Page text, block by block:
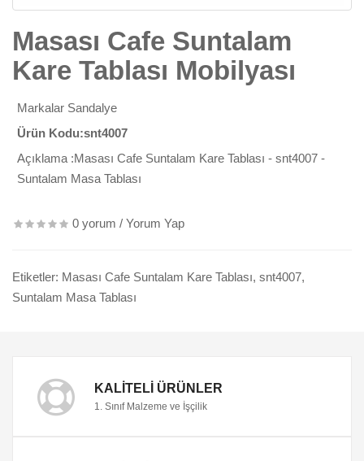
Masası Cafe Suntalam
Kare Tablası Mobilyası
Markalar Sandalye
Ürün Kodu:snt4007
Açıklama :Masası Cafe Suntalam Kare Tablası - snt4007 -
Suntalam Masa Tablası
0 yorum / Yorum Yap
Etiketler: Masası Cafe Suntalam Kare Tablası, snt4007,
Suntalam Masa Tablası
KALITELI ÜRÜNLER
1. Sınıf Malzeme ve İşçilik